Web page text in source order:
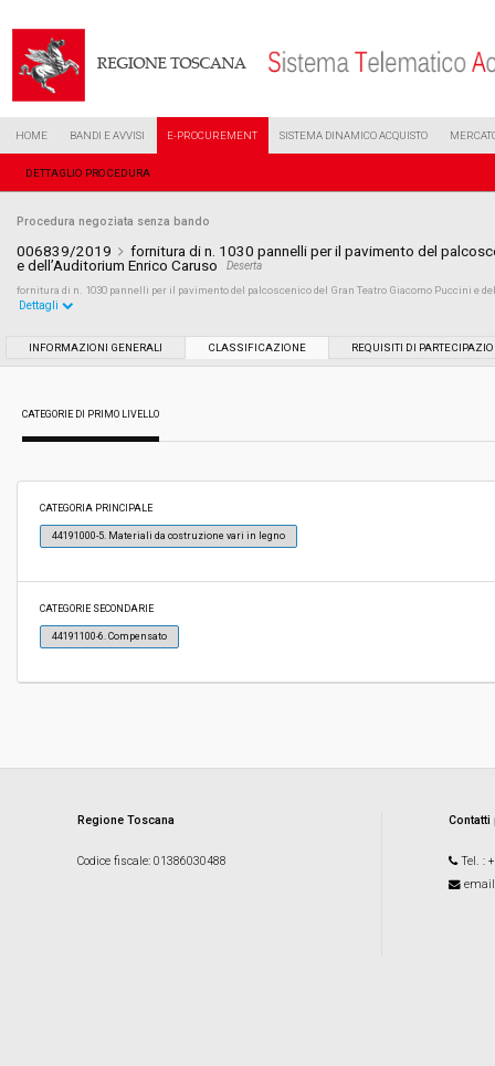
HOME BANDI E AVVISI E-PROCUREMENT SISTEMA DINAMICO ACQUISTO
DETTAGLIO PROCEDURA
Procedura negoziata senza bando
006839/2019
fornitura di n. 1030 pannelli per il pavimento del
e dell’Auditorium Enrico Caruso
Deserta
fornitura di n. 1030 pannelli per il pavimento del palcoscenico del Gran Teatro Giacomo Puccini e
Data pubblicazione: 03/04/2019 12:45
Dettagli
INFORMAZIONI GENERALI CLASSIFICAZIONE REQUISITI DI
CATEGORIE DI PRIMO LIVELLO
CATEGORIA PRINCIPALE
44191000-5. Materiali da costruzione vari in legno
CATEGORIE SECONDARIE
44191100-6. Compensato
Regione Toscana
Codice fiscale: 01386030488 Tel. :
email